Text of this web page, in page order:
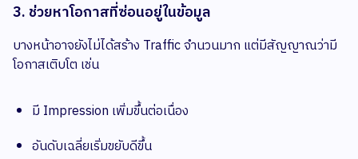
3. ช่วยหาโอกาสที่ซ่อนอยู่ในข้อมูล
บางหน้าอาจยังไม่ได้สร้าง Traffic จำนวนมาก แต่มีสัญญาณว่ามี
โอกาสเติบโต เช่น
มี Impression เพิ่มขึ้นต่อเนื่อง
อันดับเฉลี่ยเริ่มขยับดีขึ้น